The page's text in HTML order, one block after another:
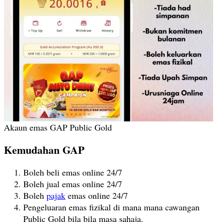
Akaun emas GAP Public Gold
Kemudahan GAP
Boleh beli emas online 24/7
Boleh jual emas online 24/7
Boleh pajak emas online 24/7
Pengeluaran emas fizikal di mana mana cawangan
Public Gold bila bila masa sahaja.